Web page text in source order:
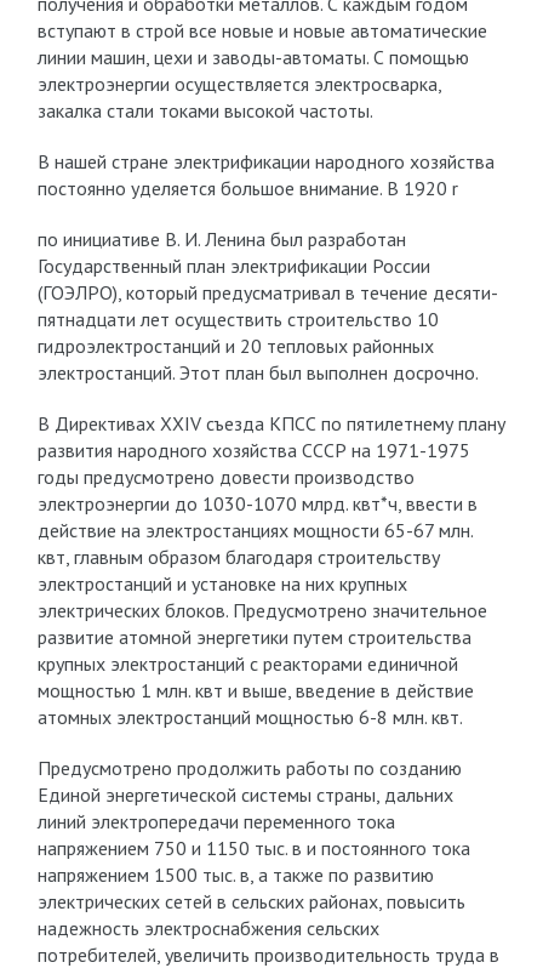
вступают в строй все новые и новые автоматические
линии машин, цехи и заводы-автоматы. С помощью
электроэнергии осуществляется электросварка,
закалка стали токами высокой частоты.
В нашей стране электрификации народного хозяйства
постоянно уделяется большое внимание. В 1920 r
по инициативе В. И. Ленина был разработан
Государственный план электрификации России
(ГОЭЛРО), который предусматривал в течение десяти-
пятнадцати лет осуществить строительство 10
гидроэлектростанций и 20 тепловых районных
электростанций. Этот план был выполнен досрочно.
В Директивах XXIV съезда КПСС по пятилетнему плану
развития народного хозяйства СССР на 1971-1975
годы предусмотрено довести производство
электроэнергии до 1030-1070 млрд. квт*ч, ввести в
действие на электростанциях мощности 65-67 млн.
квт, главным образом благодаря строительству
электростанций и установке на них крупных
электрических блоков. Предусмотрено значительное
развитие атомной энергетики путем строительства
крупных электростанций с реакторами единичной
мощностью 1 млн. квт и выше, введение в действие
атомных электростанций мощностью 6-8 млн. квт.
Предусмотрено продолжить работы по созданию
Единой энергетической системы страны, дальних
линий электропередачи переменного тока
напряжением 750 и 1150 тыс. в и постоянного тока
напряжением 1500 тыс. в, а также по развитию
электрических сетей в сельских районах, повысить
надежность электроснабжения сельских
потребителей, увеличить производительность труда в